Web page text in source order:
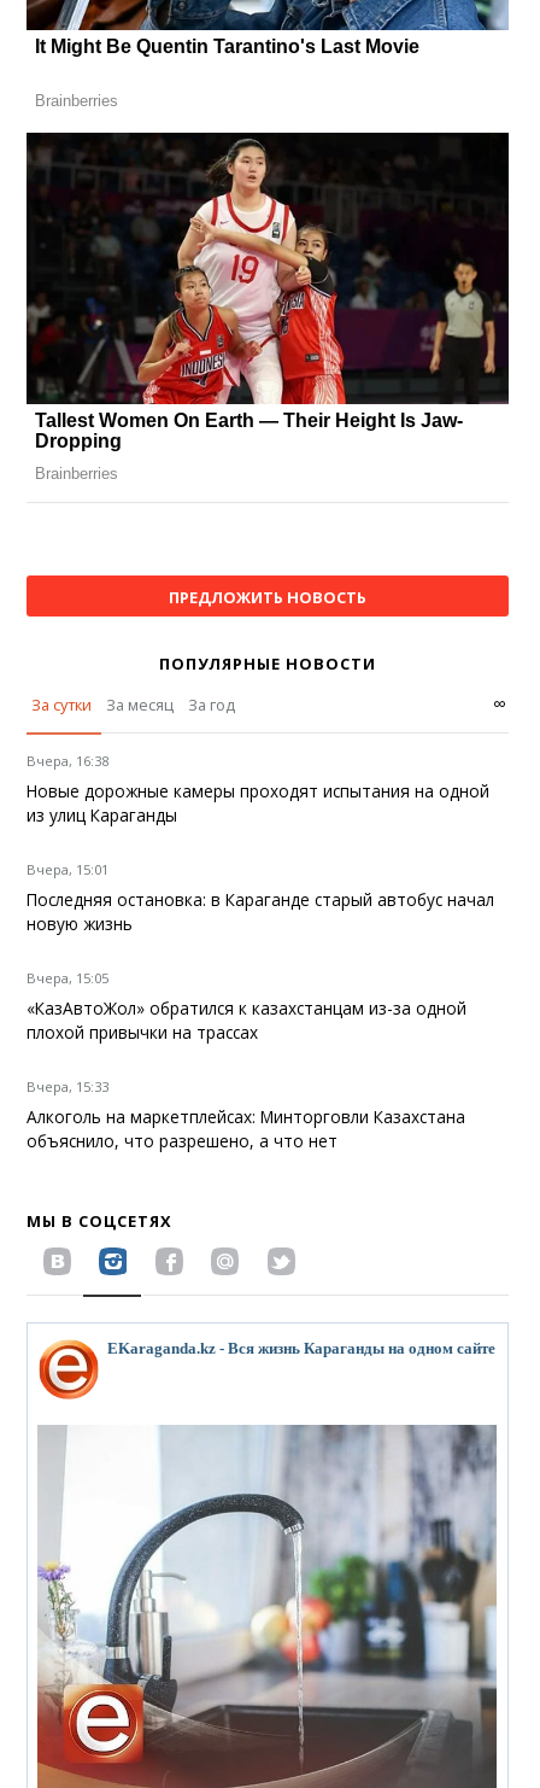
ПРЕДЛОЖИТЬ НОВОСТЬ
ПОПУЛЯРНЫЕ НОВОСТИ
За сутки
За месяц За год ∞
Вчера, 16:38
Новые дорожные камеры проходят испытания на одной
из улиц Караганды
Вчера, 15:01
Последняя остановка: в Караганде старый автобус начал
новую жизнь
Вчера, 15:05
«КазАвтоЖол» обратился к казахстанцам из-за одной
плохой привычки на трассах
Вчера, 15:33
Алкоголь на маркетплейсах: Минторговли Казахстана
объяснило, что разрешено, а что нет
МЫ В СОЦСЕТЯХ
EKaraganda.kz - Вся жизнь Караганды на одном сайте